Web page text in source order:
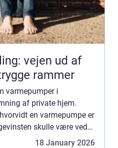
vejen ud af
rammer
varmepumper i
af private hjem.
en varmepumpe er
skulle være ved
ud ...
18 January 2026